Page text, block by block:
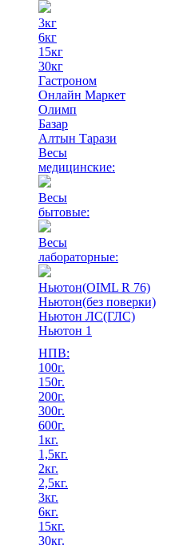
3кг
6кг
15кг
30кг
Гастроном
Онлайн Маркет
Олимп
Базар
Алтын Тарази
Весы
медицинские:
Весы
бытовые:
Весы
лабораторные:
Ньютон(OIML R 76)
Ньютон(без поверки)
Ньютон ЛС(ГЛС)
Ньютон 1
НПВ:
100г.
150г.
200г.
300г.
600г.
1кг.
1,5кг.
2кг.
2,5кг.
3кг.
6кг.
15кг.
30кг.